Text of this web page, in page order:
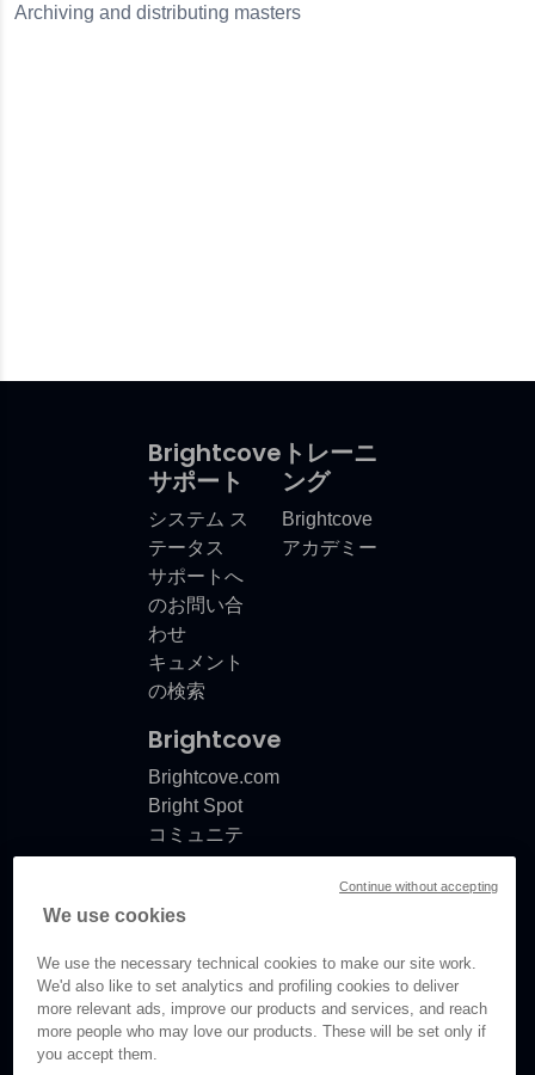
Archiving and distributing masters
Brightcove
サポート
システム ス
テータス
サポートへ
のお問い合
わせ
キュメント
の検索
トレーニ
ング
Brightcove
アカデミー
Brightcove
Brightcove.com
Bright Spot
コミュニテ
ィ
スノート
ト更新情報
We use cookies
We use the necessary technical cookies to make our site work.
We'd also like to set analytics and profiling cookies to deliver
more relevant ads, improve our products and services, and reach
more people who may love our products. These will be set only if
you accept them.
Continue without accepting